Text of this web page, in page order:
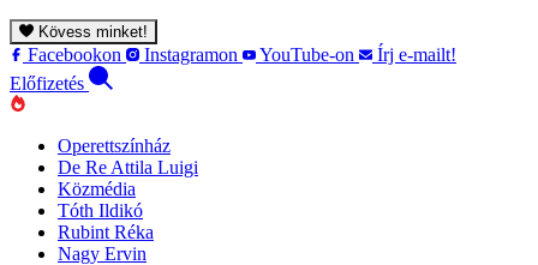
Kövess minket!
Facebookon Instagramon YouTube-on
Írj e-mailt!
Előfizetés
Operettszínház
De Re Attila Luigi
Közmédia
Tóth Ildikó
Rubint Réka
Nagy Ervin